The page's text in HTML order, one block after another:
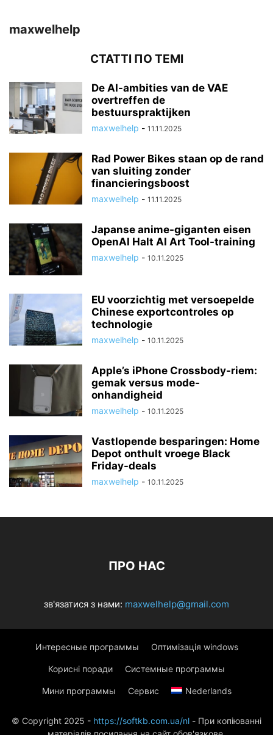
maxwelhelp
СТАТТІ ПО ТЕМІ
De AI-ambities van de VAE
overtreffen de
bestuurspraktijken
maxwelhelp - 11.11.2025
Rad Power Bikes staan op de rand
van sluiting zonder
financieringsboost
maxwelhelp - 11.11.2025
Japanse anime-giganten eisen
OpenAI Halt AI Art Tool-training
maxwelhelp - 10.11.2025
EU voorzichtig met versoepelde
Chinese exportcontroles op
technologie
maxwelhelp - 10.11.2025
Apple’s iPhone Crossbody-riem:
gemak versus mode-
onhandigheid
maxwelhelp - 10.11.2025
Vastlopende besparingen: Home
Depot onthult vroege Black
Friday-deals
maxwelhelp - 10.11.2025
ПРО НАС
зв'язатися з нами: maxwelhelp@gmail.com
Интересные программы Оптимізація windows
Корисні поради Системные программы
Мини программы Сервис Nederlands
© Copyright 2025 - https://softkb.com.ua/nl - При копіюванні